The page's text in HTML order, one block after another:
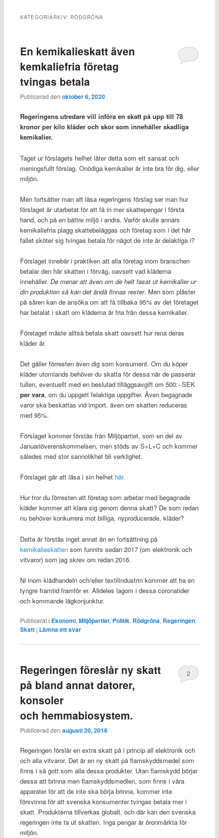
KATEGORIARKIV: RÖDGRÖNA
En kemikalieskatt även
kemkaliefria företag
tvingas betala
Publicerad den oktober 6, 2020
Regeringens utredare vill införa en skatt på upp till 78
kronor per kilo kläder och skor som innehåller skadliga
kemikalier.
Taget ur förslagets helhet låter detta som ett sansat och
meningsfullt förslag. Onödiga kemikalier är inte bra för dig, eller
miljön.
Men fortsätter man att läsa regeringens förslag ser man hur
förslaget är utarbetat för att få in mer skattepengar i första
hand, och på en bättre miljö i andra. Varför skulle annars
kemikaliefria plagg skattebeläggas och företag som i det här
fallet sköter sig tvingas betala för något de inte är delaktiga i?
Förslaget innebär i praktiken att alla företag inom branschen
betalar den här skatten i förväg, oavsett vad kläderna
innehåller. De menar att även om de helt fasat ut kemikalier ur
din produktion så kan det ändå finnas rester. Men som plåster
på såren kan de ansöka om att få tillbaka 95% av det företaget
har betalat i skatt om kläderna är fria från dessa kemikalier.
Företaget måste alltså betala skatt oavsett hur rena deras
kläder är.
Det gäller förresten även dig som konsument. Om du köper
kläder utomlands behöver du skatta för dessa när de passerar
tullen, eventuellt med en beslutad tilläggsavgift om 500:- SEK
per vara, om du uppgett felaktiga uppgifter. Även begagnade
varor ska beskattas vid import, även om skatten reduceras
med 95%.
Förslaget kommer förstås från Miljöpartiet, som en del av
Januariöverenskommelsen, men stöds av S+L+C och kommer
således med stor sannolikhet bli verklighet.
Förslaget går att läsa i sin helhet här.
Hur tror du förresten att företag som arbetar med begagnade
kläder kommer att klara sig genom denna skatt? De som redan
nu behöver konkurrera mot billiga, nyproducerade, kläder?
Detta är förstås inget annat än en fortsättning på
kemikalieskatten som funnits sedan 2017 (om elektronik och
vitvaror) som jag skrev om redan 2016.
Ni inom klädhandeln och/eller textilindustrin kommer att ha en
tyngre framtid framför er. Alldeles lagom i dessa coronatider
och kommande lågkonjunktur.
Publicerat i Ekonomi, Miljöpartiet, Politik, Rödgröna, Regeringen,
Skatt | Lämna ett svar
Regeringen föreslår ny skatt
på bland annat datorer,
konsoler
och hemmabiosystem.
Publicerad den augusti 20, 2016
2
Regeringen förslår en extra skatt på i princip all elektronik och
och alla vitvaror. Det är en ny skatt på flamskyddsmedel som
finns i så gott som alla dessa produkter. Utan flamskydd börjar
dessa att brinna men flamskyddsmedlen, som finns i våra
apparater för att de inte ska börja brinna, kommer inte
försvinna för att svenska konsumenter tvingas betala mer i
skatt. Produkterna tillverkas globalt, och där kan den svenska
regeringen inte ta ut skatten. Inga pengar är öronmärkta för
miljön.